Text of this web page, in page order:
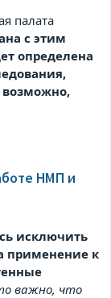
палата
с этим
определена
возможно,
НМП и
исключить
применение к
важно, что